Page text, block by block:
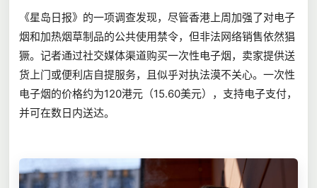
《星岛日报》的一项调查发现，尽管香港上周加强了对电子
烟和加热烟草制品的公共使用禁令，但非法网络销售依然猖
獗。记者通过社交媒体渠道购买一次性电子烟，卖家提供送
货上门或便利店自提服务，且似乎对执法漠不关心。一次性
电子烟的价格约为120港元（15.60美元），支持电子支付，
并可在数日内送达。